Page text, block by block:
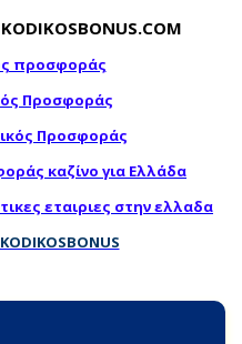
προσφοράς
Προσφοράς
Προσφοράς
καζίνο για Ελλάδα
εταιριες στην ελλαδα